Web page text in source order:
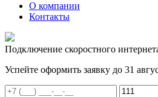
О компании
Контакты
Подключение скоростного
Успейте оформить заявку до 31